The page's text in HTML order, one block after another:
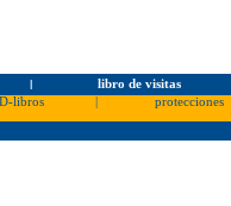
l libro de visitas
libros protecciones